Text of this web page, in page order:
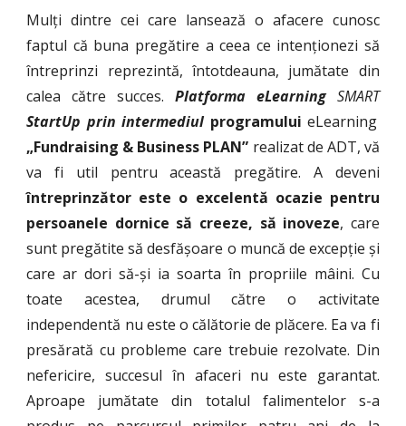
Mulți dintre cei care lansează o afacere cunosc
faptul că buna pregătire a ceea ce intenționezi să
întreprinzi reprezintă, întotdeauna, jumătate din
calea către succes. Platforma eLearning SMART
StartUp prin intermediul programuluieLearning
„Fundraising & Business PLAN” realizat de ADT, vă
va fi util pentru această pregătire. A deveni
întreprinzător este o excelentă ocazie pentru
persoanele dornice să creeze, să inoveze, care
sunt pregătite să desfășoare o muncă de excepție și
care ar dori să-și ia soarta în propriile mâini. Cu
toate acestea, drumul către o activitate
independentă nu este o călătorie de plăcere. Ea va fi
presărată cu probleme care trebuie rezolvate. Din
nefericire, succesul în afaceri nu este garantat.
Aproape jumătate din totalul falimentelor s-a